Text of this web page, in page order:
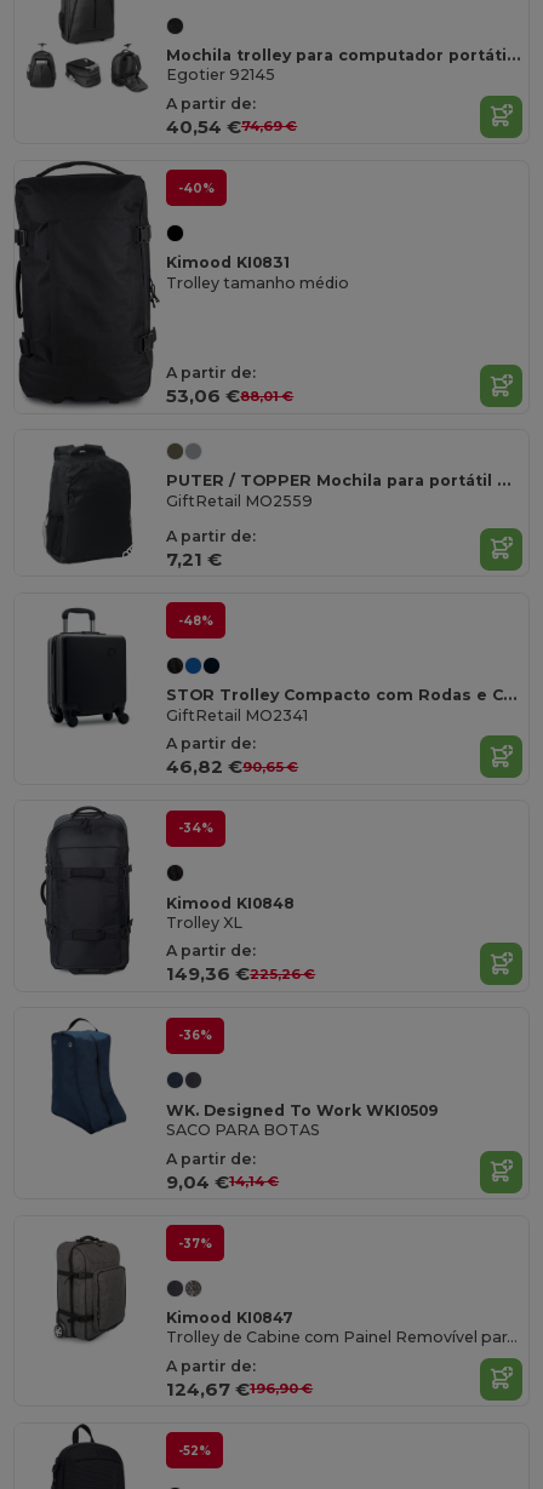
Mochila trolley para computador portátil 15'6'' em 600D
Egotier 92145
A partir de:
40,54 €74,69 €
-40%
Kimood KI0831
Trolley tamanho médio
A partir de:
53,06 €88,01 €
PUTER / TOPPER Mochila para portátil de 15"
GiftRetail MO2559
A partir de:
7,21 €
-48%
STOR Trolley Compacto com Rodas e Cadeado
GiftRetail MO2341
A partir de:
46,82 €90,65 €
-34%
Kimood KI0848
Trolley XL
A partir de:
149,36 €225,26 €
-36%
WK. Designed To Work WKI0509
SACO PARA BOTAS
A partir de:
9,04 €14,14 €
-37%
Kimood KI0847
Trolley de Cabine com Painel Removível para Personalização
A partir de:
124,67 €196,90 €
-52%